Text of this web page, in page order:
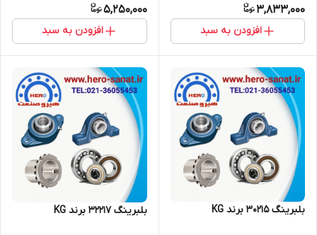
3,833,000
افزودن به سبد
5,250,000
افزودن به سبد
بلبرینگ 30215 برند KG بلبرینگ 32217 برند KG